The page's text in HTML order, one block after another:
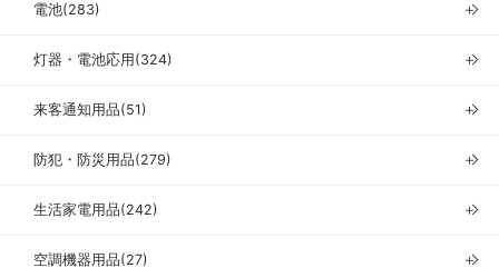
電池(283) ＋
灯器・電池応用(324) ＋
来客通知用品(51) ＋
防犯・防災用品(279) ＋
生活家電用品(242) ＋
空調機器用品(27) ＋